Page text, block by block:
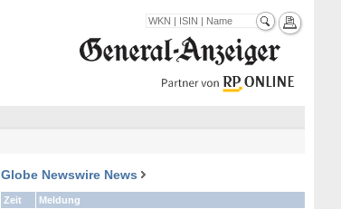
Globe Newswire News
Zeit
Meldung